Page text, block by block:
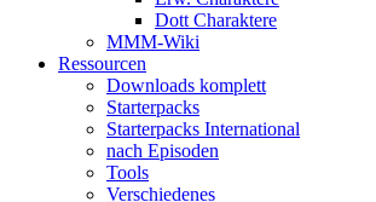
Dott Charaktere
MMM-Wiki
Ressourcen
Downloads komplett
Starterpacks
Starterpacks International
nach Episoden
Tools
Verschiedenes